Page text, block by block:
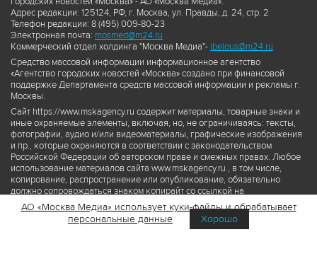
Адрес редакции: 125124, РФ, г. Москва, ул. Правды, д. 24, стр. 2
Телефон редакции: 8 (495) 009-80-23
Электронная почта: mosmed@m24.ru
Коммерческий отдел холдинга "Москва Медиа"- ibelous@m24.ru
Средство массовой информации информационное агентство
«Агентство городских новостей «Москва» создано при финансовой
поддержке Департамента средств массовой информации и рекламы г.
Москвы.
Сайт https://www.mskagency.ru содержит материалы, товарные знаки и
иные охраняемые элементы, включая, но, не ограничиваясь: тексты,
фотографии, аудио и/или видеоматериалы, графические изображения
и пр., которые охраняются в соответствии с законодательством
Российской Федерации об авторском праве и смежных правах. Любое
использование материалов сайта www.mskagency.ru , в том числе,
копирование, распространение или опубликование, обязательно
должно сопровождаться знаком копирайт со ссылкой на
правообладателя © АО «Москва Медиа», а также гиперссылкой на сайт
www.mskagency.ru как на первоисточник информации. Переработка
материалов сайта www.mskagency.ru не допускается.
АО «Москва Медиа» использует куки-файлы и обрабатывает
персональные данные
Хорошо